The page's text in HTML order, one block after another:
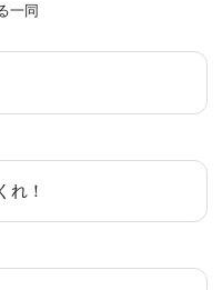
一同
れ！